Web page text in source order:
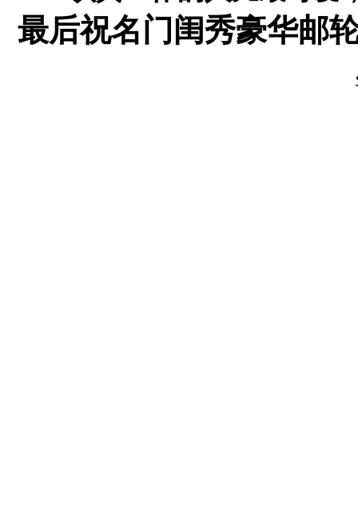
最后祝名门闺秀豪华邮